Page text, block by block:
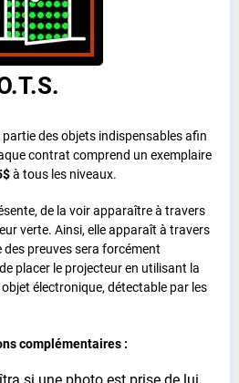
partie des objets indispensables afin
contrat comprend un exemplaire
à tous les niveaux.
de la voir apparaître à travers
verte. Ainsi, elle apparaît à travers
des preuves sera forcément
placer le projecteur en utilisant la
objet électronique, détectable par les
complémentaires :